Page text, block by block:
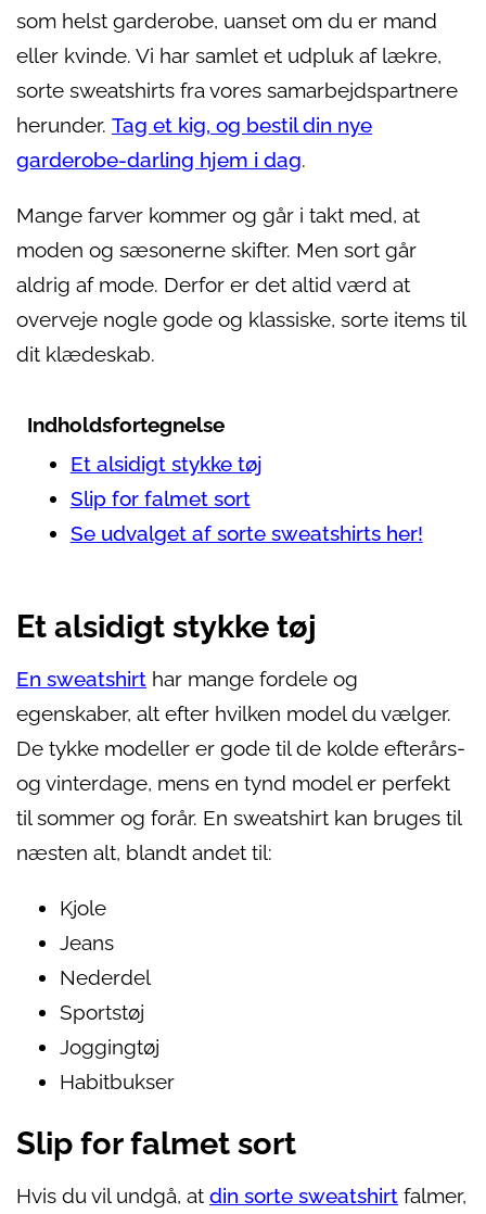
som helst garderobe, uanset om du er mand
eller kvinde. Vi har samlet et udpluk af lækre,
sorte sweatshirts fra vores samarbejdspartnere
herunder. Tag et kig, og bestil din nye
garderobe-darling hjem i dag.
Mange farver kommer og går i takt med, at
moden og sæsonerne skifter. Men sort går
aldrig af mode. Derfor er det altid værd at
overveje nogle gode og klassiske, sorte items til
dit klædeskab.
Indholdsfortegnelse
Et alsidigt stykke tøj
Slip for falmet sort
Se udvalget af sorte sweatshirts her!
Et alsidigt stykke tøj
En sweatshirt har mange fordele og
egenskaber, alt efter hvilken model du vælger.
De tykke modeller er gode til de kolde efterårs-
og vinterdage, mens en tynd model er perfekt
til sommer og forår. En sweatshirt kan bruges til
næsten alt, blandt andet til:
Kjole
Jeans
Nederdel
Sportstøj
Joggingtøj
Habitbukser
Slip for falmet sort
Hvis du vil undgå, at din sorte sweatshirt falmer,